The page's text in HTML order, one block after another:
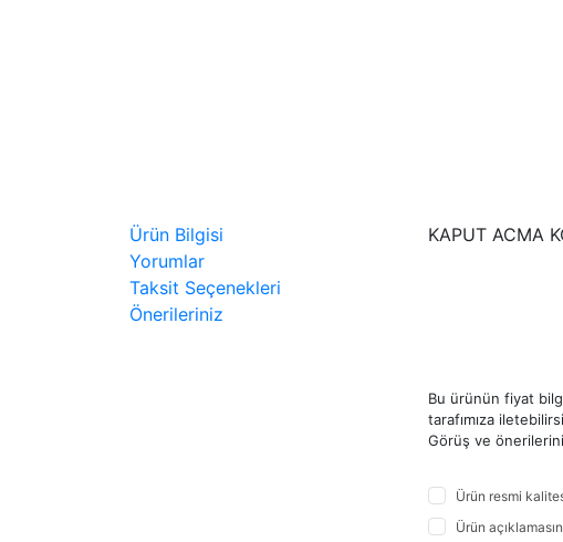
Ürün Bilgisi
Yorumlar
Taksit Seçenekleri
Önerileriniz
KAPUT ACMA
Bu ürünün fiyat
tarafımıza
Görüş ve
Ürün resmi
Ürün